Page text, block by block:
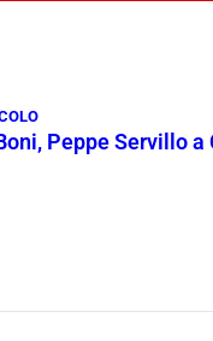
Peppe Servillo